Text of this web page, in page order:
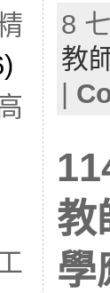
8
教
|
教
學